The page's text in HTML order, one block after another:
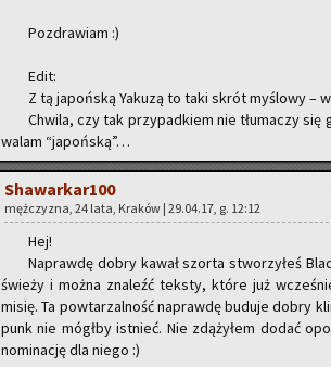
Po­zdra­wiam :)
Edit:
Z tą ja­poń­ską Yaku­zą to taki skrót my­ślo­wy –
Chwi­la, czy tak przy­pad­kiem nie tłu­ma­czy
wa­lam “ja­poń­ską”…
Sha­war­ka­r100
męż­czy­zna, 24 lata, Kra­ków | 29.04.17, g. 12:12
Hej!
Na­praw­dę dobry kawał szor­ta stwo­rzy­łeś
świe­ży i można zna­leźć tek­sty, które już
misię. Ta po­wta­rzal­ność na­praw­dę bu­du­je dobry
punk nie mógł­by ist­nieć. Nie zdą­ży­łem dodać
no­mi­na­cję dla niego :)